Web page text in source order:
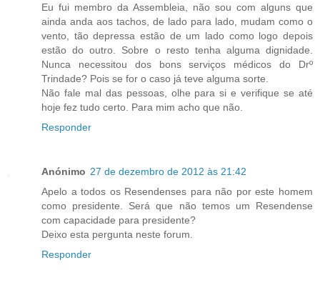
Eu fui membro da Assembleia, não sou com alguns que
ainda anda aos tachos, de lado para lado, mudam como o
vento, tão depressa estão de um lado como logo depois
estão do outro. Sobre o resto tenha alguma dignidade.
Nunca necessitou dos bons serviços médicos do Drº
Trindade? Pois se for o caso já teve alguma sorte.
Não fale mal das pessoas, olhe para si e verifique se até
hoje fez tudo certo. Para mim acho que não.
Responder
Anónimo 27 de dezembro de 2012 às 21:42
Apelo a todos os Resendenses para não por este homem
como presidente. Será que não temos um Resendense
com capacidade para presidente?
Deixo esta pergunta neste forum.
Responder